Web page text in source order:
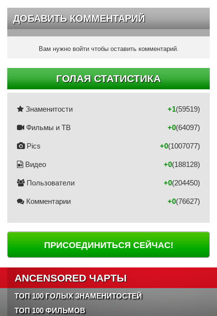
ДОБАВИТЬ КОММЕНТАРИЙ
Вам нужно войти чтобы оставить комментарий.
ГОЛАЯ СТАТИСТИКА
Знаменитости (59519)
+1
Фильмы и ТВ (64097)
+0
Pics (1007077)
+0
Видео (188128)
+0
Пользователи (204450)
+0
Комментарии (76627)
+0
ПРИСОЕДИНИТЬСЯ СЕЙЧАС!
ANCENSORED ЧАРТЫ
ТОП 100 ГОЛЫХ ЗНАМЕНИТОСТЕЙ
ТОП 100 ФИЛЬМОВ